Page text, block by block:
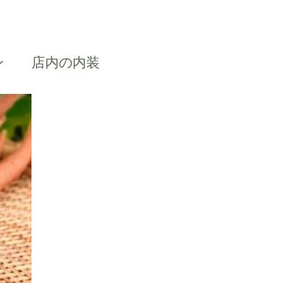
店内の内装